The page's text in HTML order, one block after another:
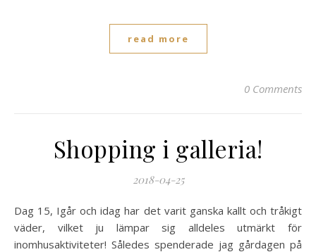
read more
0 Comments
Shopping i galleria!
2018-04-25
Dag 15, Igår och idag har det varit ganska kallt och tråkigt
väder, vilket ju lämpar sig alldeles utmärkt för
inomhusaktiviteter! Således spenderade jag gårdagen på